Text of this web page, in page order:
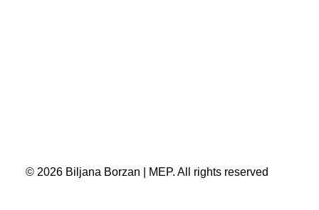
© 2026 Biljana Borzan | MEP. All rights reserved